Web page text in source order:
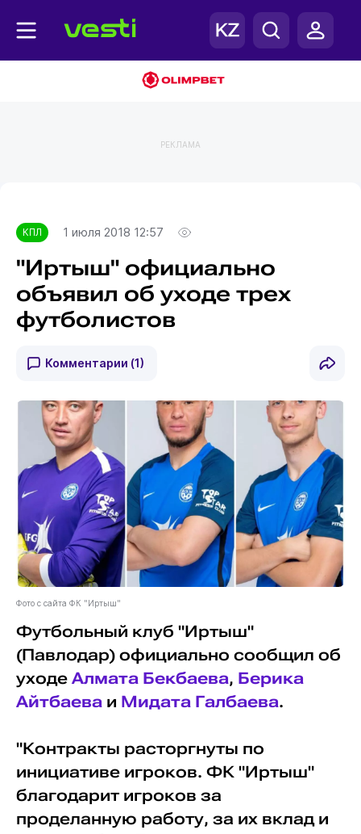
РЕКЛАМА
КПЛ 1 июля 2018 12:57
"Иртыш" официально
объявил об уходе трех
футболистов
Комментарии (1)
Фото с сайта ФК "Иртыш"
Футбольный клуб "Иртыш"
(Павлодар) официально сообщил об
уходе Алмата Бекбаева, Берика
Айтбаеваи Мидата Галбаева.
"Контракты расторгнуты по
инициативе игроков. ФК "Иртыш"
благодарит игроков за
проделанную работу, за их вклад и